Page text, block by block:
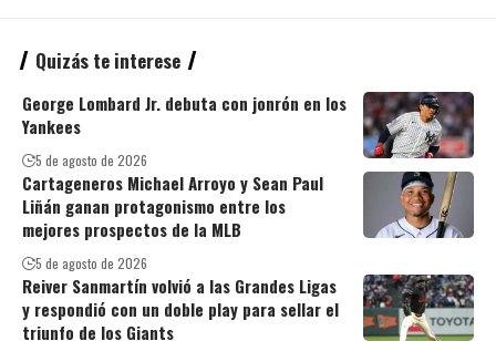
Quizás te interese
George Lombard Jr. debuta con jonrón en los
Yankees
5 de agosto de 2026
Cartageneros Michael Arroyo y Sean Paul
Liñán ganan protagonismo entre los
mejores prospectos de la MLB
5 de agosto de 2026
Reiver Sanmartín volvió a las Grandes Ligas
y respondió con un doble play para sellar el
triunfo de los Giants